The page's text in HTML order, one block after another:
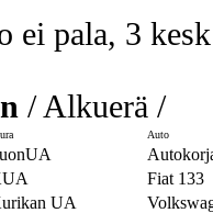
ei pala, 3
/ Alkuerä /
Auto
Fiat 133
UA